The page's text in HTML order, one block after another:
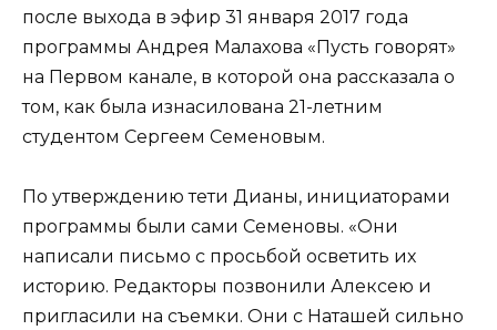
после выхода в эфир 31 января 2017 года
программы Андрея Малахова «Пусть говорят»
на Первом канале, в которой она рассказала о
том, как была изнасилована 21-летним
студентом Сергеем Семеновым.
По утверждению тети Дианы, инициаторами
программы были сами Семеновы. «Они
написали письмо с просьбой осветить их
историю. Редакторы позвонили Алексею и
пригласили на съемки. Они с Наташей сильно